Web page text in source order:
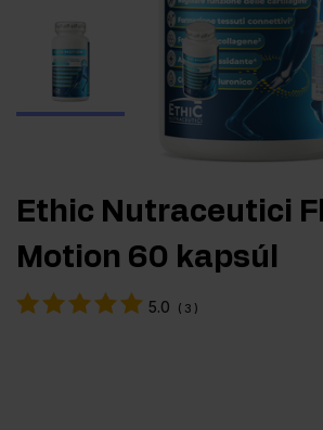
Ethic Nutraceutici
Motion 60 kapsúl
5.0 ( 3 )